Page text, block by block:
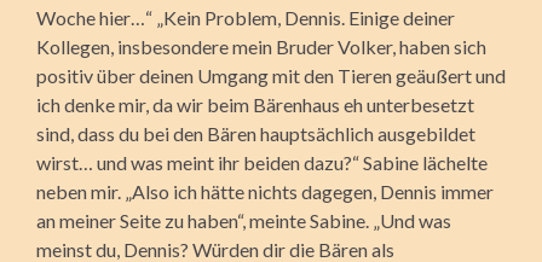
Woche hier…“ „Kein Problem, Dennis. Einige deiner
Kollegen, insbesondere mein Bruder Volker, haben sich
positiv über deinen Umgang mit den Tieren geäußert und
ich denke mir, da wir beim Bärenhaus eh unterbesetzt
sind, dass du bei den Bären hauptsächlich ausgebildet
wirst… und was meint ihr beiden dazu?“ Sabine lächelte
neben mir. „Also ich hätte nichts dagegen, Dennis immer
an meiner Seite zu haben“, meinte Sabine. „Und was
meinst du, Dennis? Würden dir die Bären als